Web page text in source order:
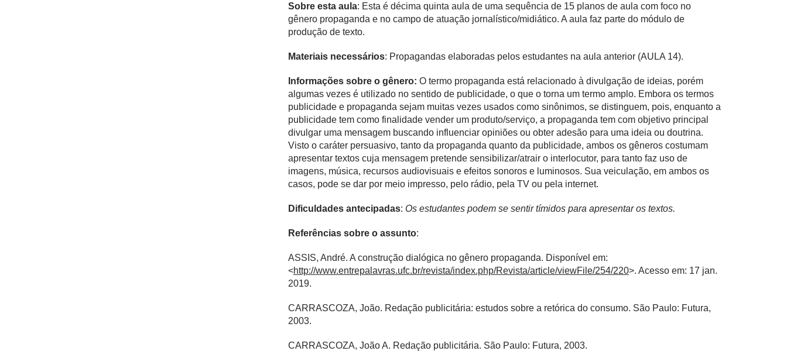
Sobre esta aula: Esta é décima quinta aula de uma sequência de 15 planos de aula com foco no
gênero propaganda e no campo de atuação jornalístico/midiático. A aula faz parte do módulo de
produção de texto.
Materiais necessários: Propagandas elaboradas pelos estudantes na aula anterior (AULA 14).
Informações sobre o gênero: O termo propaganda está relacionado à divulgação de ideias, porém
algumas vezes é utilizado no sentido de publicidade, o que o torna um termo amplo. Embora os termos
publicidade e propaganda sejam muitas vezes usados como sinônimos, se distinguem, pois, enquanto a
publicidade tem como finalidade vender um produto/serviço, a propaganda tem com objetivo principal
divulgar uma mensagem buscando influenciar opiniões ou obter adesão para uma ideia ou doutrina.
Visto o caráter persuasivo, tanto da propaganda quanto da publicidade, ambos os gêneros costumam
apresentar textos cuja mensagem pretende sensibilizar/atrair o interlocutor, para tanto faz uso de
imagens, música, recursos audiovisuais e efeitos sonoros e luminosos. Sua veiculação, em ambos os
casos, pode se dar por meio impresso, pelo rádio, pela TV ou pela internet.
Dificuldades antecipadas: Os estudantes podem se sentir tímidos para apresentar os textos.
Referências sobre o assunto:
ASSIS, André. A construção dialógica no gênero propaganda. Disponível em:
<http://www.entrepalavras.ufc.br/revista/index.php/Revista/article/viewFile/254/220>. Acesso em: 17 jan.
2019.
CARRASCOZA, João. Redação publicitária: estudos sobre a retórica do consumo. São Paulo: Futura,
2003.
CARRASCOZA, João A. Redação publicitária. São Paulo: Futura, 2003.